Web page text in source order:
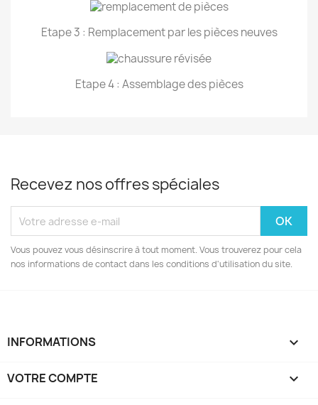
Etape 3 : Remplacement par les pièces neuves
Etape 4 : Assemblage des pièces
Recevez nos offres spéciales
Vous pouvez vous désinscrire à tout moment. Vous trouverez pour cela
nos informations de contact dans les conditions d'utilisation du site.
INFORMATIONS 
VOTRE COMPTE 